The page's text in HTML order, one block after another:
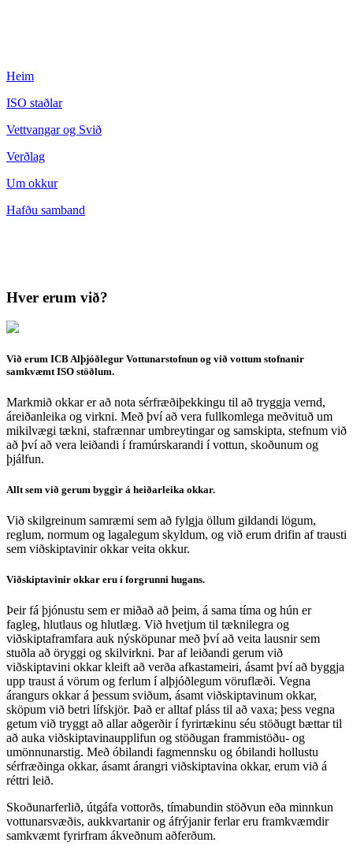
Heim
ISO staðlar
Vettvangar og Svið
Verðlag
Um okkur
Hafðu samband
Hver erum við?
Við erum ICB Alþjóðlegur Vottunarstofnun og við vottum stofnanir
samkvæmt ISO stöðlum.
Markmið okkar er að nota sérfræðiþekkingu til að tryggja vernd,
áreiðanleika og virkni. Með því að vera fullkomlega meðvituð um
mikilvægi tækni, stafrænnar umbreytingar og samskipta, stefnum við
að því að vera leiðandi í framúrskarandi í vottun, skoðunum og
þjálfun.
Allt sem við gerum byggir á heiðarleika okkar.
Við skilgreinum samræmi sem að fylgja öllum gildandi lögum,
reglum, normum og lagalegum skyldum, og við erum drifin af trausti
sem viðskiptavinir okkar veita okkur.
Viðskiptavinir okkar eru í forgrunni hugans.
Þeir fá þjónustu sem er miðað að þeim, á sama tíma og hún er
fagleg, hlutlaus og hlutlæg. Við hvetjum til tæknilegra og
viðskiptaframfara auk nýsköpunar með því að veita lausnir sem
stuðla að öryggi og skilvirkni. Þar af leiðandi gerum við
viðskiptavini okkar kleift að verða afkastameiri, ásamt því að byggja
upp traust á vörum og ferlum í alþjóðlegum vöruflæði. Vegna
árangurs okkar á þessum sviðum, ásamt viðskiptavinum okkar,
sköpum við betri lífskjör. Það er alltaf pláss til að vaxa; þess vegna
getum við tryggt að allar aðgerðir í fyrirtækinu séu stöðugt bættar til
að auka viðskiptavinaupplifun og stöðugan frammistöðu- og
umönnunarstig. Með óbilandi fagmennsku og óbilandi hollustu
sérfræðinga okkar, ásamt árangri viðskiptavina okkar, erum við á
réttri leið.
Skoðunarferlið, útgáfa vottorðs, tímabundin stöðvun eða minnkun
vottunarsvæðis, aukkvartanir og áfrýjanir ferlar eru framkvæmdir
samkvæmt fyrirfram ákveðnum aðferðum.